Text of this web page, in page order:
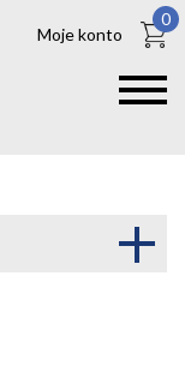
Moje konto
0